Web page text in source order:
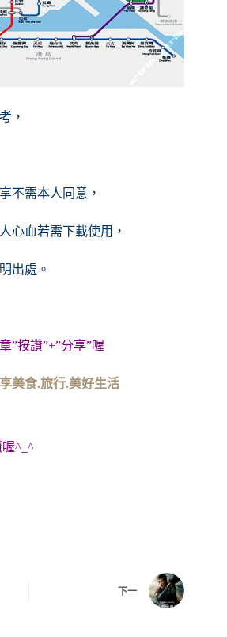
，
不需本人同意，
心血若需下載使用，
出處。
”按讚”+”分享”喔
美食.旅行.美好生活
^_^
下一